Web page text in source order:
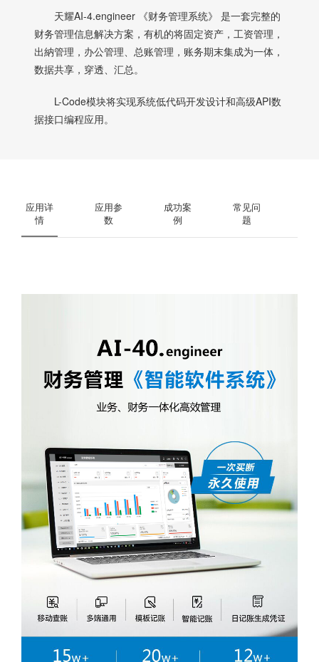
天耀AI-4.engineer 《财务管理系统》 是一套完整的
财务管理信息解决方案，有机的将固定资产，工资管理，
出納管理，办公管理、总账管理，账务期末集成为一体，
数据共享，穿透、汇总。
L-Code模块将实现系统低代码开发设计和高级API数
据接口编程应用。
应用详
情
应用参
数
成功案
例
常见问
题